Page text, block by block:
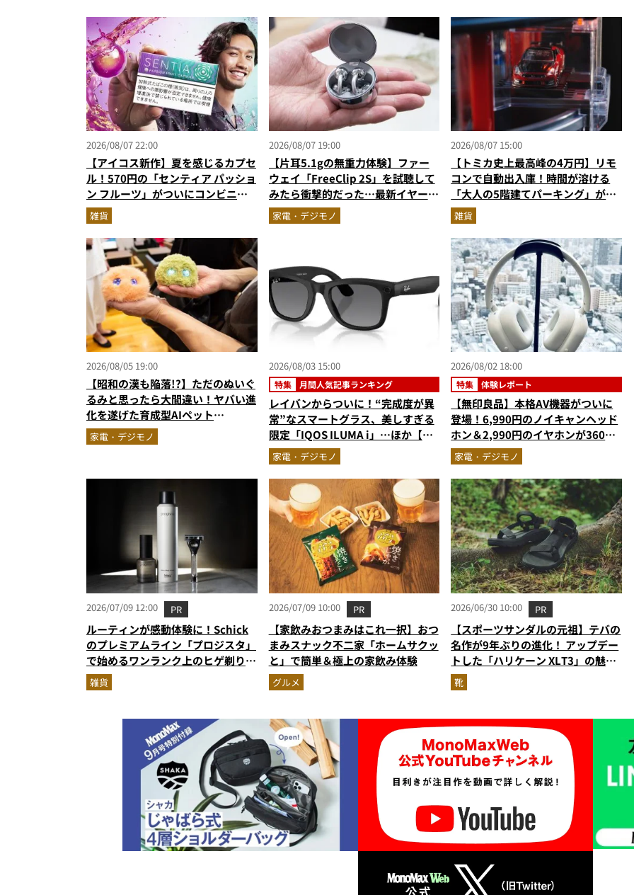
2026/08/07 22:00
【アイコス新作】夏を感じるカプセ
ル！570円の「センティア パッショ
ン フルーツ」がついにコンビニ発
売
雑貨
2026/08/07 19:00
【片耳5.1gの無重力体験】ファー
ウェイ「FreeClip 2S」を試聴して
みたら衝撃的だった…最新イヤーカ
フ型イヤホンの着け心地とAI技術に
感動
家電・デジモノ
2026/08/07 15:00
【トミカ史上最高峰の4万円】リモ
コンで自動出入庫！時間が溶ける
「大人の5階建てパーキング」が凄
すぎる
雑貨
2026/08/05 19:00
【昭和の漢も陥落!?】ただのぬいぐ
るみと思ったら大間違い！ヤバい進
化を遂げた育成型AIペット
「Fuzozo」にハートを奪われた
家電・デジモノ
2026/08/03 15:00
特集 月間人気記事ランキング
レイバンからついに！“完成度が異
常”なスマートグラス、美しすぎる
限定「IQOS ILUMA i」…ほか【ガ
ジェットの人気記事ランキングベス
ト3】（2026年6月版）
家電・デジモノ
2026/08/02 18:00
特集 体験レポート
【無印良品】本格AV機器がついに
登場！6,990円のノイキャンヘッド
ホン＆2,990円のイヤホンが360度
スキなしの本気作だった
家電・デジモノ
2026/07/09 12:00 PR
ルーティンが感動体験に！Schick
のプレミアムライン「プロジスタ」
で始めるワンランク上のヒゲ剃り習
慣
雑貨
2026/07/09 10:00 PR
【家飲みおつまみはこれ一択】おつ
まみスナック不二家「ホームサクッ
と」で簡単＆極上の家飲み体験
グルメ
2026/06/30 10:00 PR
【スポーツサンダルの元祖】テバの
名作が9年ぶりの進化！ アップデー
トした「ハリケーン XLT3」の魅力
を識者があらゆる角度から徹底解
説！
靴